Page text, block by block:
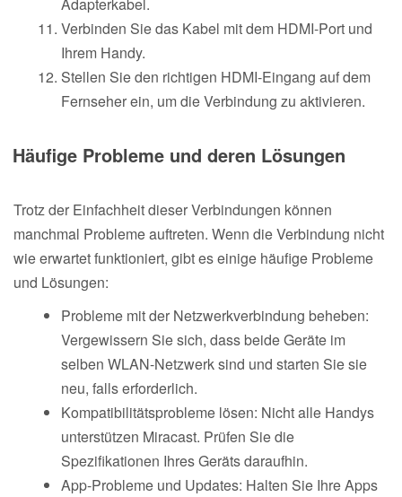
Verbinden Sie das Kabel mit dem HDMI-Port und
Ihrem Handy.
Stellen Sie den richtigen HDMI-Eingang auf dem
Fernseher ein, um die Verbindung zu aktivieren.
Häufige Probleme und deren Lösungen
Trotz der Einfachheit dieser Verbindungen können
manchmal Probleme auftreten. Wenn die Verbindung nicht
wie erwartet funktioniert, gibt es einige häufige Probleme
und Lösungen:
Probleme mit der Netzwerkverbindung beheben:
Vergewissern Sie sich, dass beide Geräte im
selben WLAN-Netzwerk sind und starten Sie sie
neu, falls erforderlich.
Kompatibilitätsprobleme lösen: Nicht alle Handys
unterstützen Miracast. Prüfen Sie die
Spezifikationen Ihres Geräts daraufhin.
App-Probleme und Updates: Halten Sie Ihre Apps